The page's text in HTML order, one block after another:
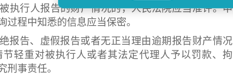
行人报告的财产情况的，人民法院应当准许。申
程中知悉的信息应当保密。
报告、虚假报告或者无正当理由逾期报告财产情况
轻重对被执行人或者其法定代理人予以罚款、拘
刑事责任。